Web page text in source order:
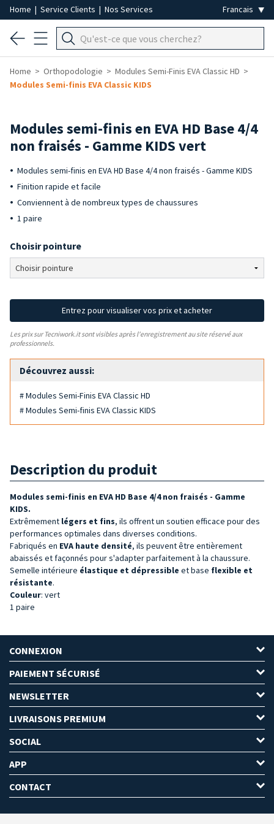
Home | Service Clients | Nos Services
Home Orthopodologie
Modules Semi-Finis EVA Classic HD
Modules Semi-finis EVA Classic KIDS
Modules semi-finis en EVA HD Base 4/4
non fraisés - Gamme KIDS vert
Modules semi-finis en EVA HD Base 4/4 non fraisés - Gamme KIDS
Finition rapide et facile
Conviennent à de nombreux types de chaussures
1 paire
Choisir pointure
Entrez pour visualiser vos prix et acheter
Les prix sur Tecniwork.it sont visibles après l'enregistrement au site réservé aux
professionnels.
Découvrez aussi:
# Modules Semi-Finis EVA Classic HD
# Modules Semi-finis EVA Classic KIDS
Description du produit
Modules semi-finis en EVA HD Base 4/4 non fraisés - Gamme
KIDS.
Extrêmement légers et fins, ils offrent un soutien efficace pour des
performances optimales dans diverses conditions.
Fabriqués en EVA haute densité, ils peuvent être entièrement
abaissés et façonnés pour s'adapter parfaitement à la chaussure.
Semelle intérieure élastique et dépressible et base flexible et
résistante.
Couleur: vert
1 paire
CONNEXION
PAIEMENT SÉCURISÉ
NEWSLETTER
LIVRAISONS PREMIUM
SOCIAL
APP
CONTACT